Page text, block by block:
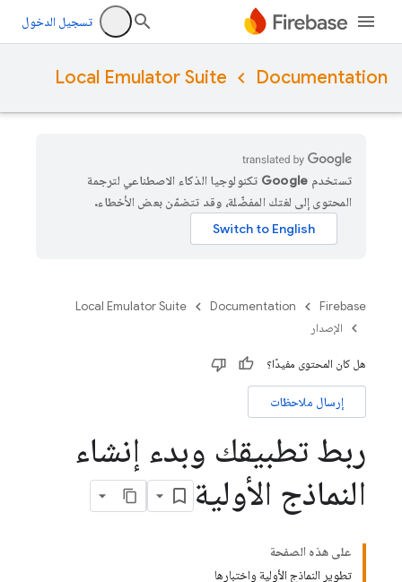
تسجيل الدخول
Documentation
Local Emulator Suite
تستخدم Google تكنولوجيا الذكاء الاصطناعي لترجمة
المحتوى إلى لغتك المفضّلة، وقد تتضمّن بعض الأخطاء.
Firebase
Documentation
Local Emulator Suite
الإصدار
هل كان المحتوى مفيدًا؟
إرسال ملاحظات
ربط تطبيقك وبدء إنشاء
النماذج الأولية
على هذه الصفحة
تطوير النماذج الأولية واختبارها